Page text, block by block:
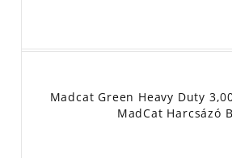
Madcat Green Heavy Duty
MadCat Harcsázó